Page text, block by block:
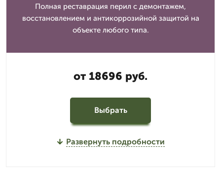
Полная реставрация перил с демонтажем,
восстановлением и антикоррозийной защитой на
объекте любого типа.
от 18696 руб.
Выбрать
Развернуть подробности